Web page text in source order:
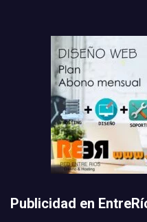
Publicidad en